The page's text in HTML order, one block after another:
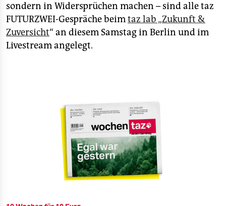
sondern in Widersprüchen machen – sind alle taz
FUTURZWEI-Gespräche beimtaz lab „Zukunft &
Zuversicht“ an diesem Samstag in Berlin und im
Livestream angelegt.